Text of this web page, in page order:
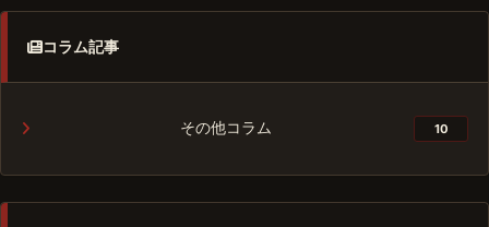
コラム記事
その他コラム 10